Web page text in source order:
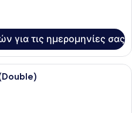
για τις ημερομηνίες σας
Ένα κρεβάτι με τέσσερις